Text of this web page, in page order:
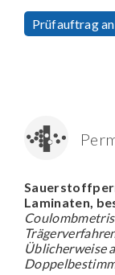
Prüfauftrag
Laminaten,
Üblicherweise